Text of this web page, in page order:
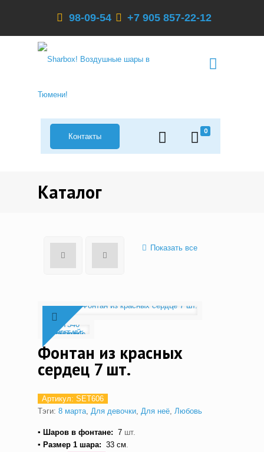
98-09-54 +7 905 857-22-12
0
Контакты
Каталог
Показать все
Фонтан из красных
сердец 7 шт.
Артикул: SET606
Тэги: 8 марта, Для девочки, Для неё, Любовь
▪ Шаров в фонтане: 7 шт.
▪ Размер 1 шара: 33 см.